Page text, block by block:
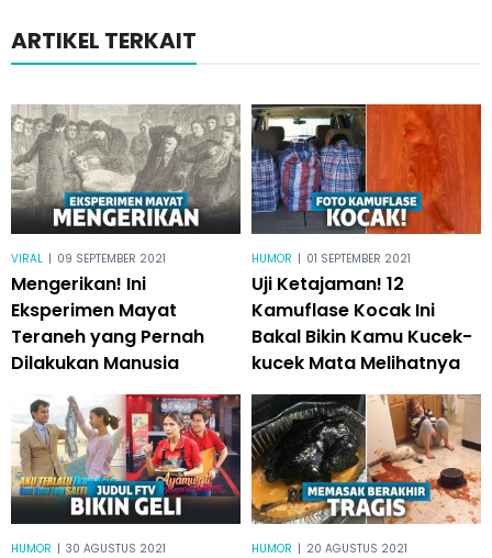
ARTIKEL TERKAIT
VIRAL | 09 SEPTEMBER 2021
Mengerikan! Ini
Eksperimen Mayat
Teraneh yang Pernah
Dilakukan Manusia
HUMOR | 01 SEPTEMBER 2021
Uji Ketajaman! 12
Kamuflase Kocak Ini
Bakal Bikin Kamu Kucek-
kucek Mata Melihatnya
HUMOR | 30 AGUSTUS 2021 HUMOR | 20 AGUSTUS 2021